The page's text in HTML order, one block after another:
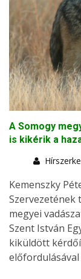
A Somogy
is kikérik a
Kemenszky
Szervezetének
megyei
Szent István
kiküldött